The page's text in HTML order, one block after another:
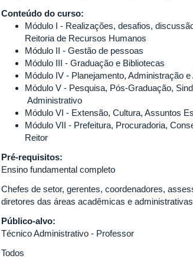
Conteúdo do curso:
Módulo I - Realizações, desafios,
Reitoria de Recursos Humanos
Módulo II - Gestão de pessoas
Módulo III - Graduação e Bibliotecas
Módulo IV - Planejamento, Administração e
Módulo V - Pesquisa, Pós-Graduação,
Administrativo
Módulo VI - Extensão, Cultura, Assuntos
Módulo VII - Prefeitura, Procuradoria,
Reitor
Pré-requisitos:
Ensino fundamental completo
Chefes de setor, gerentes, coordenadores,
diretores das áreas acadêmicas e
Público-alvo:
Técnico Administrativo - Professor
Todos